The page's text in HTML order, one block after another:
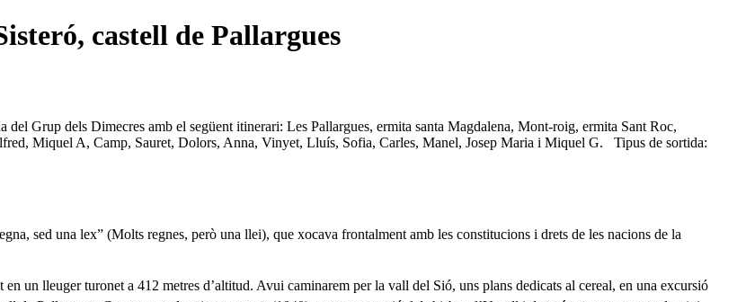
castell de Pallargues
del Grup dels Dimecres amb el següent itinerari: Les Pallargues, ermita santa Magdalena, Mont-roig, ermita Sant Roc,
Miquel A, Camp, Sauret, Dolors, Anna, Vinyet, Lluís, Sofia, Carles, Manel, Josep Maria i Miquel G. Tipus de sortida:
sed una lex” (Molts regnes, però una llei), que xocava frontalment amb les constitucions i drets de les nacions de la
un lleuger turonet a 412 metres d’altitud. Avui caminarem per la vall del Sió, uns plans dedicats al cereal, en una excursió